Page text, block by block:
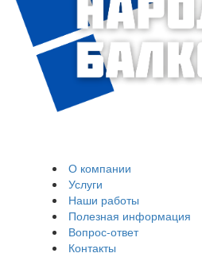
О компании
Услуги
Наши работы
Полезная информация
Вопрос-ответ
Контакты